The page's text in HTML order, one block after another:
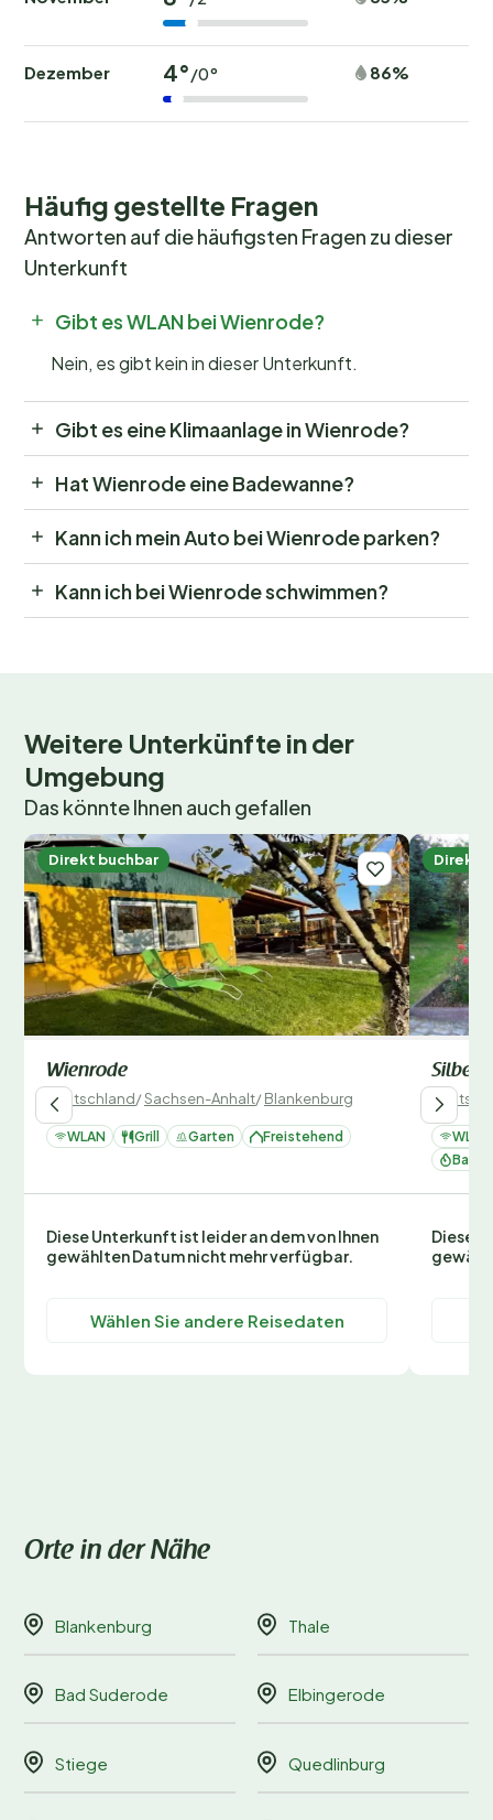
Dezember 4° /0° 86%
Häufig gestellte Fragen
Antworten auf die häufigsten Fragen zu dieser
Unterkunft
Gibt es WLAN bei Wienrode?
Nein, es gibt kein in dieser Unterkunft.
Gibt es eine Klimaanlage in Wienrode?
Hat Wienrode eine Badewanne?
Kann ich mein Auto bei Wienrode parken?
Kann ich bei Wienrode schwimmen?
Weitere Unterkünfte in der
Umgebung
Das könnte Ihnen auch gefallen
Direkt buchbar
Wienrode
Deutschland/Sachsen-Anhalt/Blankenburg
WLAN Grill Garten Freistehend
Diese Unterkunft ist leider an dem von Ihnen
gewählten Datum nicht mehr verfügbar.
Wählen Sie andere Reisedaten
Direkt
WLAN
Diese
Orte in der Nähe
Blankenburg Thale
Bad Suderode Elbingerode
Stiege Quedlinburg